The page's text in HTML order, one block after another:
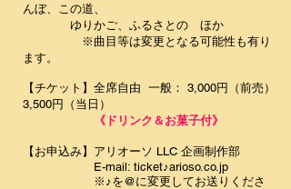
んぼ、この道、
ゆりかご、ふるさとの ほか
※曲目等は変更となる可能性も有り
ます。
【チケット】全席自由 一般： 3,000円（前売）
3,500円（当日）
《ドリンク＆お菓子付》
【お申込み】 アリオーソ LLC 企画制作部
E-mail: ticket♪arioso.co.jp
※♪を@に変更してお送りくださ